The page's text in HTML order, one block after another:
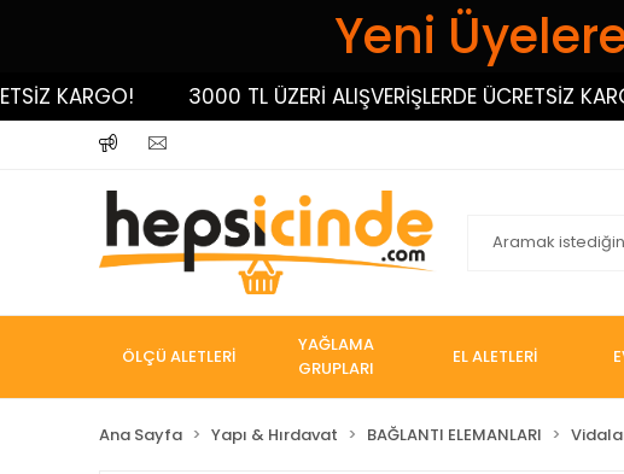
Yeni
KARGO! 3000 TL ÜZERİ ALIŞVERİŞLERDE ÜCRETSİZ KARGO!
ÖLÇÜ ALETLERİ
YAĞLAMA
GRUPLARI
EL ALETLERİ
Ana Sayfa Yapı & Hırdavat BAĞLANTI ELEMANLARI